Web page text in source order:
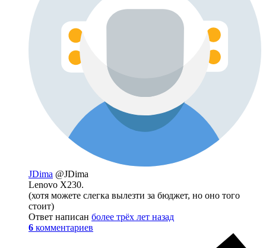
JDima @JDima
Lenovo X230.
(хотя можете слегка вылезти за бюджет, но оно того
стоит)
Ответ написан более трёх лет назад
6 комментариев